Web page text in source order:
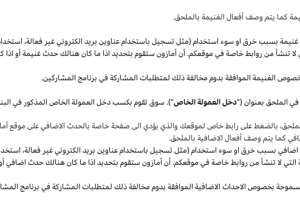
كما يتم وصف أفعال الغنيمة بالملحق.
بسبب خرق او سوء استخدام (مثل تسجيل باستخدام عناوين بريد الكتروني غير فعالة،
لا تنشأ من روابط خاصة في موقعكم. أن أمازون ستقوم بتحديد اذا ما كان هنالك حدث غنيمة أو اذا
الغنيمة الموافقة بدوم مخالفة ذلك لمتطلبات المشاركة في برنامج المشاركين.
الملحق بعنوان ("دخل العمولة الخاص
بالضغط على رابط خاص لموقعك والذي يؤدي الى صفحة خاصة بالحدث الاضافي على موقع
كما يتم وصف أفعال الاضافية بالملحق.
بسبب خرق او سوء استخدام (مثل تسجيل باستخدام عناوين بريد الكتروني غيرفعالة،
التي لا تنشأ من روابط خاصة في موقعكم. أن أمازون ستقوم بتحديد اذا ما كان هنالك حدث اضافي
بخصوص الاحداث الاضافية الموافقة بدوم مخالفة ذلك لمتطلبات المشاركة في برنامج